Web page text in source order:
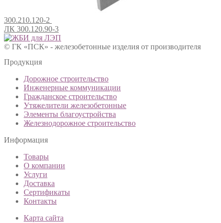
300.210.120-2
ЛК 300.120.90-3
© ГК «ПСК» - железобетонные изделия от производителя
Продукция
Дорожное строительство
Инженерные коммуникации
Гражданское строительство
Утяжелители железобетонные
Элементы благоустройства
Железнодорожное строительство
Информация
Товары
О компании
Услуги
Доставка
Сертификаты
Контакты
Карта сайта